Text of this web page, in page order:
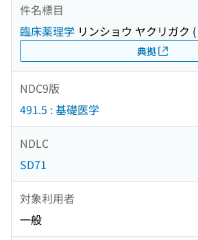
件名標目
臨床薬理学 リンショウ ヤクリガク (
典拠
NDC9版
491.5 : 基礎医学
NDLC
SD71
対象利用者
一般